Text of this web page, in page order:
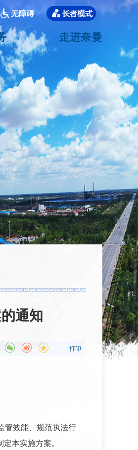
走进奈曼
通知
打印
管效能、规范执法行
本实施方案。